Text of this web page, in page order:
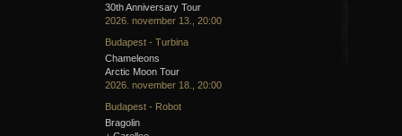
30th Anniversary Tour
2026. november 13., 20:00
Budapest - Turbina
Chameleons
Arctic Moon Tour
2026. november 18., 20:00
Budapest - Robot
Bragolin